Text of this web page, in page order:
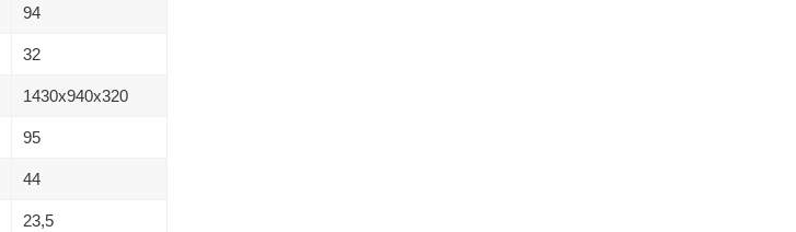
94
32
1430x940x320
95
44
23,5